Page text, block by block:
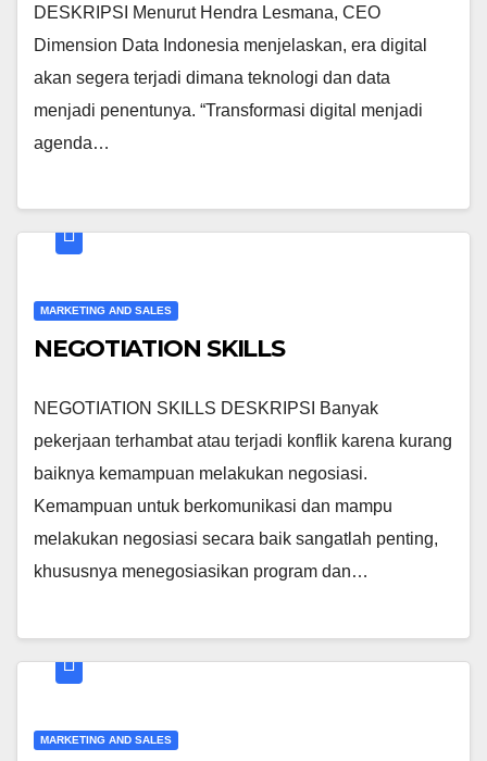
DESKRIPSI Menurut Hendra Lesmana, CEO
Dimension Data Indonesia menjelaskan, era digital
akan segera terjadi dimana teknologi dan data
menjadi penentunya. “Transformasi digital menjadi
agenda…
MARKETING AND SALES
NEGOTIATION SKILLS
NEGOTIATION SKILLS DESKRIPSI Banyak
pekerjaan terhambat atau terjadi konflik karena kurang
baiknya kemampuan melakukan negosiasi.
Kemampuan untuk berkomunikasi dan mampu
melakukan negosiasi secara baik sangatlah penting,
khususnya menegosiasikan program dan…
MARKETING AND SALES